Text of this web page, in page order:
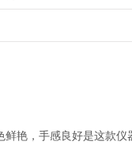
艳，手感良好是这款